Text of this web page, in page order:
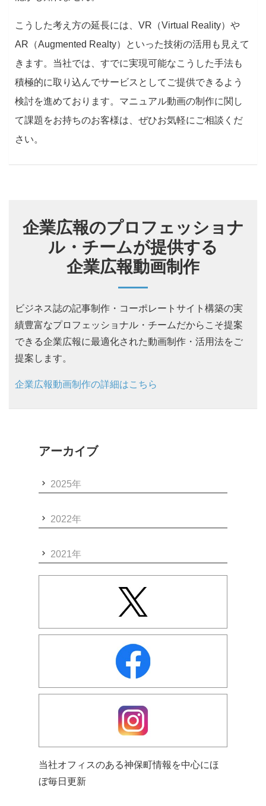
こうした考え方の延長には、VR（Virtual Reality）や
AR（Augmented Realty）といった技術の活用も見えて
きます。当社では、すでに実現可能なこうした手法も
積極的に取り込んでサービスとしてご提供できるよう
検討を進めております。マニュアル動画の制作に関し
て課題をお持ちのお客様は、ぜひお気軽にご相談くだ
さい。
企業広報のプロフェッショナ
ル・チームが提供する
企業広報動画制作
ビジネス誌の記事制作・コーポレートサイト構築の実
績豊富なプロフェッショナル・チームだからこそ提案
できる企業広報に最適化された動画制作・活用法をご
提案します。
企業広報動画制作の詳細はこちら
アーカイブ
2025年
2022年
2021年
当社オフィスのある神保町情報を中心にほ
ぼ毎日更新